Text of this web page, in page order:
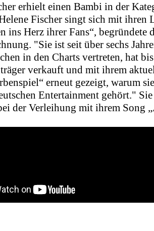
erhielt einen Bambi in der
Fischer singt sich mit ihren
ins Herz ihrer Fans“, begründete
"Sie ist seit über sechs
in den Charts vertreten, hat
verkauft und mit ihrem
erneut gezeigt, warum
Entertainment gehört." Sie
der Verleihung mit ihrem Song